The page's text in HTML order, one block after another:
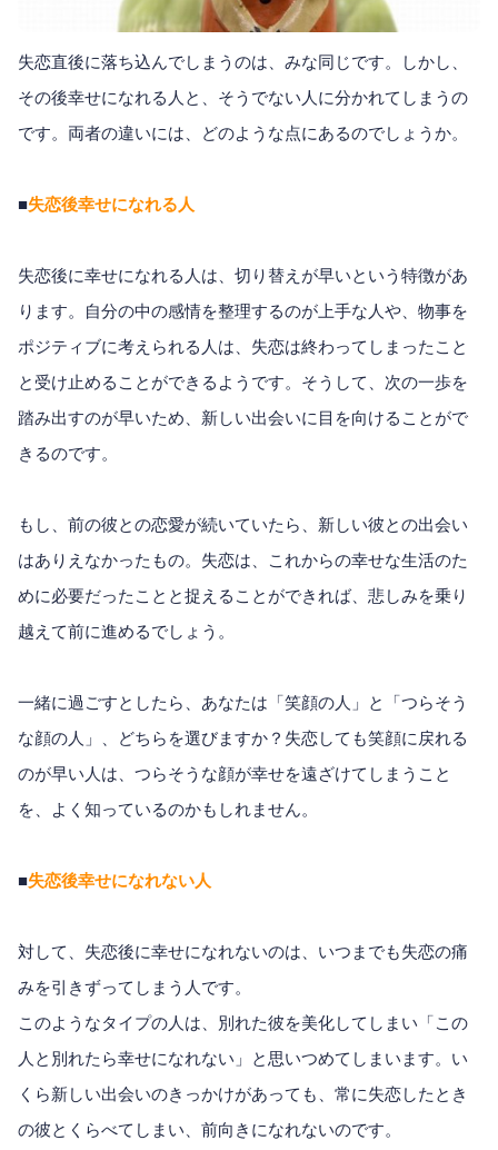
失恋直後に落ち込んでしまうのは、みな同じです。しかし、
その後幸せになれる人と、そうでない人に分かれてしまうの
です。両者の違いには、どのような点にあるのでしょうか。
■失恋後幸せになれる人
失恋後に幸せになれる人は、切り替えが早いという特徴があ
ります。自分の中の感情を整理するのが上手な人や、物事を
ポジティブに考えられる人は、失恋は終わってしまったこと
と受け止めることができるようです。そうして、次の一歩を
踏み出すのが早いため、新しい出会いに目を向けることがで
きるのです。
もし、前の彼との恋愛が続いていたら、新しい彼との出会い
はありえなかったもの。失恋は、これからの幸せな生活のた
めに必要だったことと捉えることができれば、悲しみを乗り
越えて前に進めるでしょう。
一緒に過ごすとしたら、あなたは「笑顔の人」と「つらそう
な顔の人」、どちらを選びますか？失恋しても笑顔に戻れる
のが早い人は、つらそうな顔が幸せを遠ざけてしまうこと
を、よく知っているのかもしれません。
■失恋後幸せになれない人
対して、失恋後に幸せになれないのは、いつまでも失恋の痛
みを引きずってしまう人です。
このようなタイプの人は、別れた彼を美化してしまい「この
人と別れたら幸せになれない」と思いつめてしまいます。い
くら新しい出会いのきっかけがあっても、常に失恋したとき
の彼とくらべてしまい、前向きになれないのです。